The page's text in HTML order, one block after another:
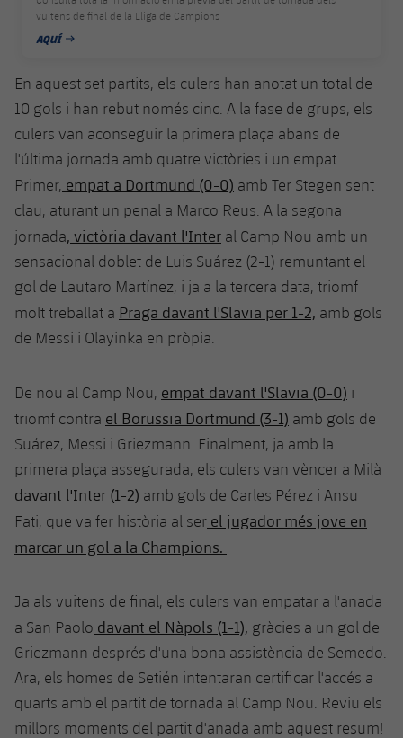
Palmarès
Infantil B
Resultats
Jugadors
Palmarès
Història
Resultats
Classificació
Juvenil
Infantil
Aleví
PLUSICON
MÉS
plusicon
més
Actualitat
Calendari
Entrades
Resultats
Jugadors
Fotos
Història
Palmarès
plusicon
més
Actualitat
Calendari
Resultats
Jugadors
Classificació
Base
plusicon
més
Actualitat
Barça C
Junior
Infantil
Aleví
Campus Estiu
PLUSICON
MÉS
Informació general
plusicon
més
Actualitat
Femení
Agenda
Bàsquet en cadira de rodes
plusicon
més
Actualitat
Jugadors
Calendari
Resultats
Classificació
Hockey gel
plusicon
més
Actualitat
Jugadors
Calendari
Resultats
Classificació
Hoquei herba
plusicon
més
Hockey Herba Masculí
Hockey Herba Femení
Plantilla
Agenda
Escola de Patinatge
Rugby
plusicon
més
Actualitat
Voleibol
vuitens de final de la Lliga de Campions
AQUÍ
DATA DE PUBLICACIÓ
En aquest set partits, els culers han anotat un total de
10 gols i han rebut només cinc. A la fase de grups, els
culers van aconseguir la primera plaça abans de
l'última jornada amb quatre victòries i un empat.
Primer, empat a Dortmund (0-0) amb Ter Stegen sent
clau, aturant un penal a Marco Reus. A la segona
jornada, victòria davant l'Inter al Camp Nou amb un
sensacional doblet de Luis Suárez (2-1) remuntant el
gol de Lautaro Martínez, i ja a la tercera data, triomf
molt treballat a Praga davant l'Slavia per 1-2, amb gols
de Messi i Olayinka en pròpia.
De nou al Camp Nou, empat davant l'Slavia (0-0) i
triomf contra el Borussia Dortmund (3-1) amb gols de
Suárez, Messi i Griezmann. Finalment, ja amb la
primera plaça assegurada, els culers van vèncer a Milà
davant l'Inter (1-2) amb gols de Carles Pérez i Ansu
Fati, que va fer història al ser el jugador més jove en
marcar un gol a la Champions.
Ja als vuitens de final, els culers van empatar a l'anada
a San Paolo davant el Nàpols (1-1), gràcies a un gol de
Griezmann després d'una bona assistència de Semedo.
Ara, els homes de Setién intentaran certificar l'accés a
quarts amb el partit de tornada al Camp Nou. Reviu els
millors moments del partit d'anada amb aquest resum!